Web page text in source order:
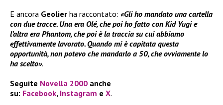
E ancora Geolier ha raccontato: «Gli ho mandato una cartella
con due tracce. Una era Olé, che poi ho fatto con Kid Yugi e
l’altra era Phantom, che poi è la traccia su cui abbiamo
effettivamente lavorato. Quando mi è capitata questa
opportunità, non potevo che mandarlo a 50, che ovviamente lo
ha scelto».
Seguite Novella 2000 anche
su: Facebook, Instagram e X.